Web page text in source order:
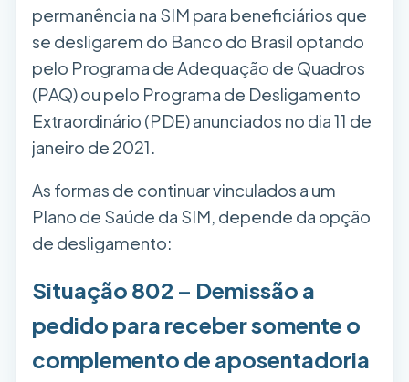
permanência na SIM para beneficiários que
se desligarem do Banco do Brasil optando
pelo Programa de Adequação de Quadros
(PAQ) ou pelo Programa de Desligamento
Extraordinário (PDE) anunciados no dia 11 de
janeiro de 2021.
As formas de continuar vinculados a um
Plano de Saúde da SIM, depende da opção
de desligamento:
Situação 802 – Demissão a
pedido para receber somente o
complemento de aposentadoria